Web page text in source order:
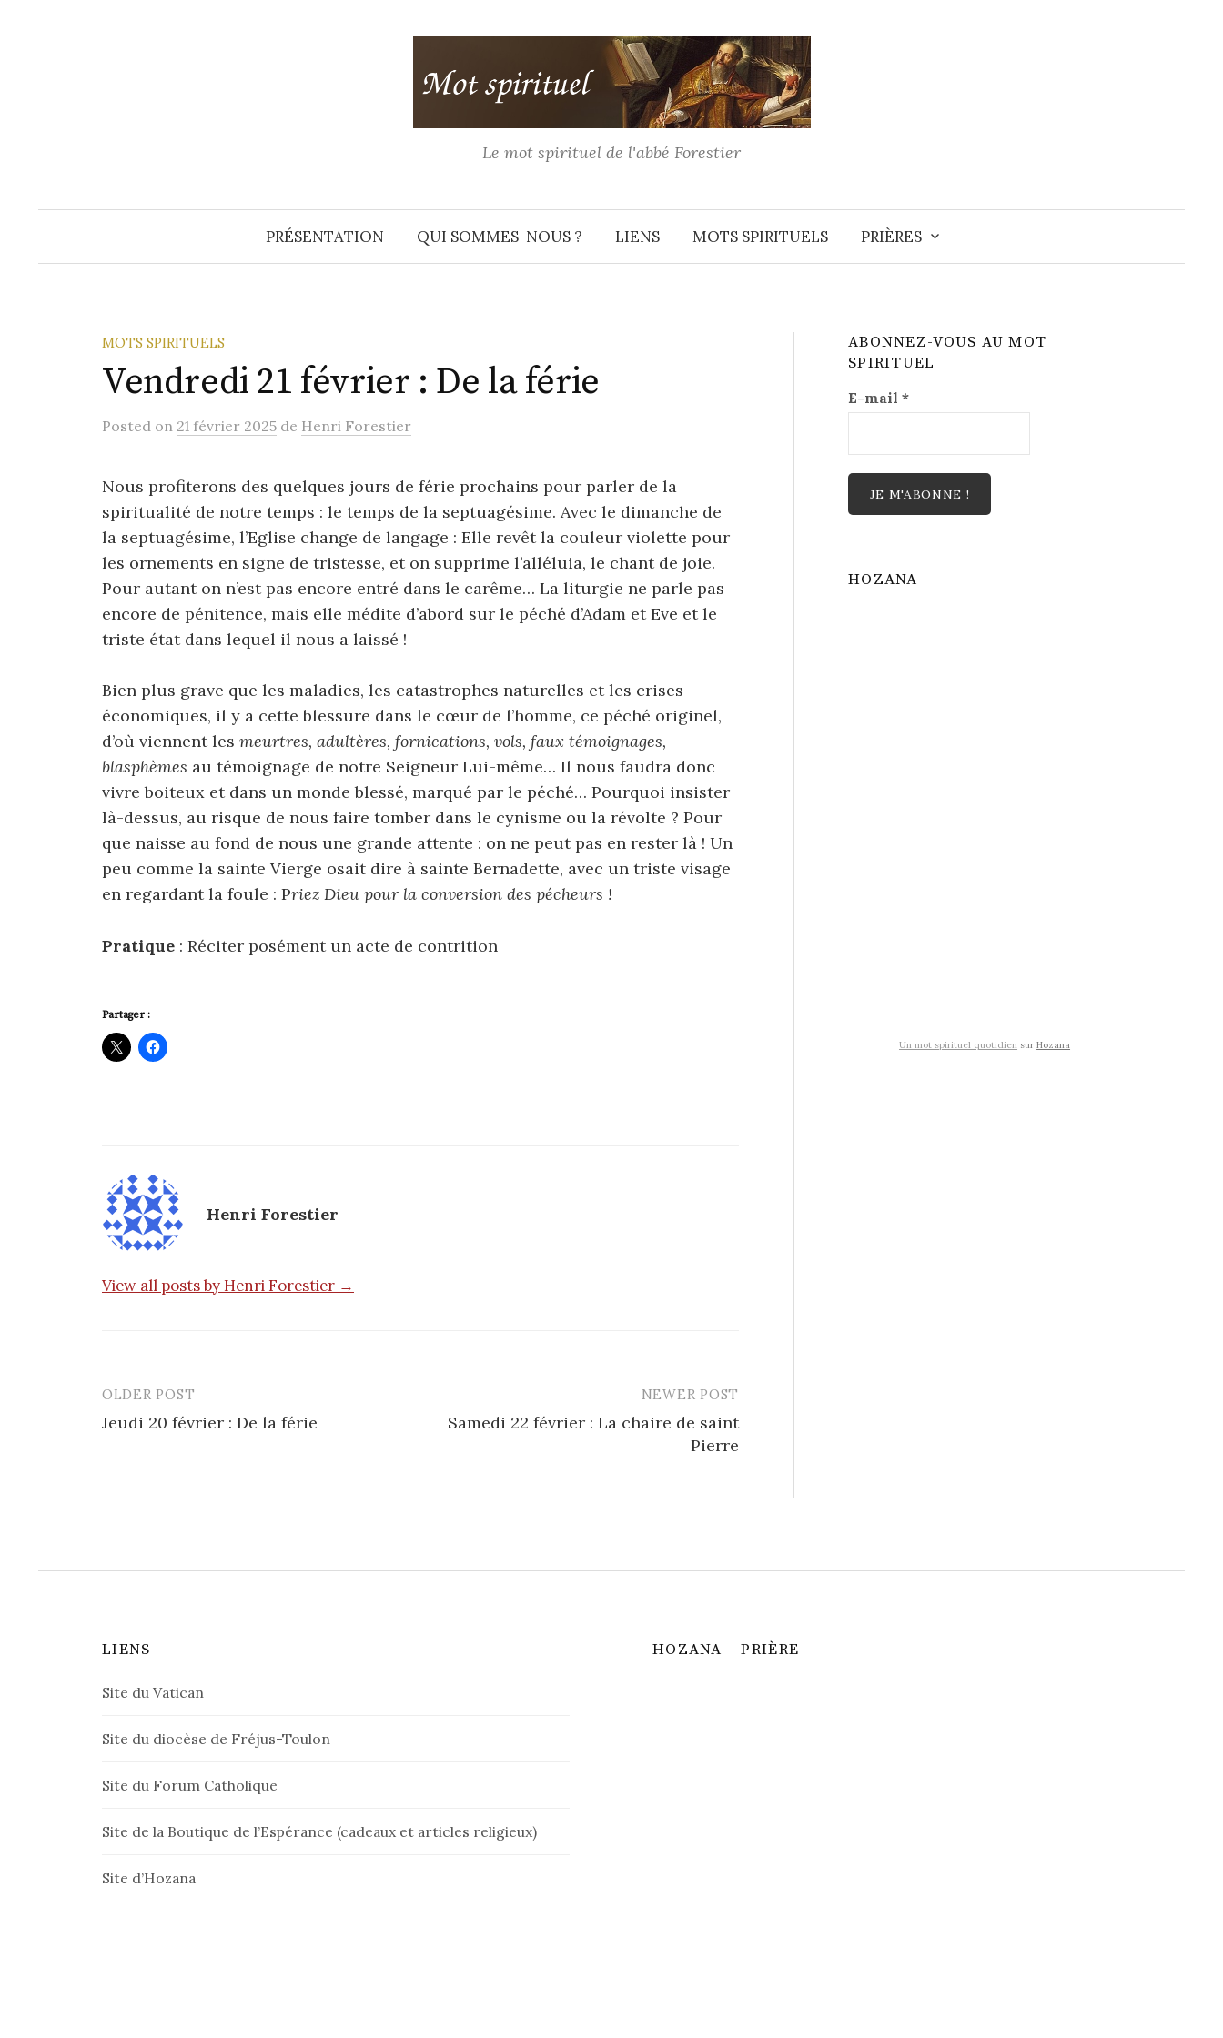
Le mot spirituel de l'abbé Forestier
PRÉSENTATION QUI SOMMES-NOUS ? LIENS MOTS SPIRITUELS PRIÈRES
MOTS SPIRITUELS
Vendredi 21 février : De la férie
Posted on 21 février 2025 de Henri Forestier
Nous profiterons des quelques jours de férie prochains pour parler de la
spiritualité de notre temps : le temps de la septuagésime. Avec le dimanche de
la septuagésime, l’Eglise change de langage : Elle revêt la couleur violette pour
les ornements en signe de tristesse, et on supprime l’alléluia, le chant de joie.
Pour autant on n’est pas encore entré dans le carême… La liturgie ne parle pas
encore de pénitence, mais elle médite d’abord sur le péché d’Adam et Eve et le
triste état dans lequel il nous a laissé !
Bien plus grave que les maladies, les catastrophes naturelles et les crises
économiques, il y a cette blessure dans le cœur de l’homme, ce péché originel,
d’où viennent les meurtres, adultères, fornications, vols, faux témoignages,
blasphèmes au témoignage de notre Seigneur Lui-même… Il nous faudra donc
vivre boiteux et dans un monde blessé, marqué par le péché… Pourquoi insister
là-dessus, au risque de nous faire tomber dans le cynisme ou la révolte ? Pour
que naisse au fond de nous une grande attente : on ne peut pas en rester là ! Un
peu comme la sainte Vierge osait dire à sainte Bernadette, avec un triste visage
en regardant la foule : Priez Dieu pour la conversion des pécheurs !
Pratique : Réciter posément un acte de contrition
Partager :
Henri Forestier
View all posts by Henri Forestier →
Post
navigation
OLDER POST
Jeudi 20 février : De la férie
NEWER POST
Samedi 22 février : La chaire de saint
Pierre
ABONNEZ-VOUS AU MOT
SPIRITUEL
E-mail*
HOZANA
Un mot spirituel quotidien surHozana
LIENS
Site du Vatican
Site du diocèse de Fréjus-Toulon
Site du Forum Catholique
Site de la Boutique de l’Espérance (cadeaux et articles religieux)
Site d’Hozana
HOZANA – PRIÈRE